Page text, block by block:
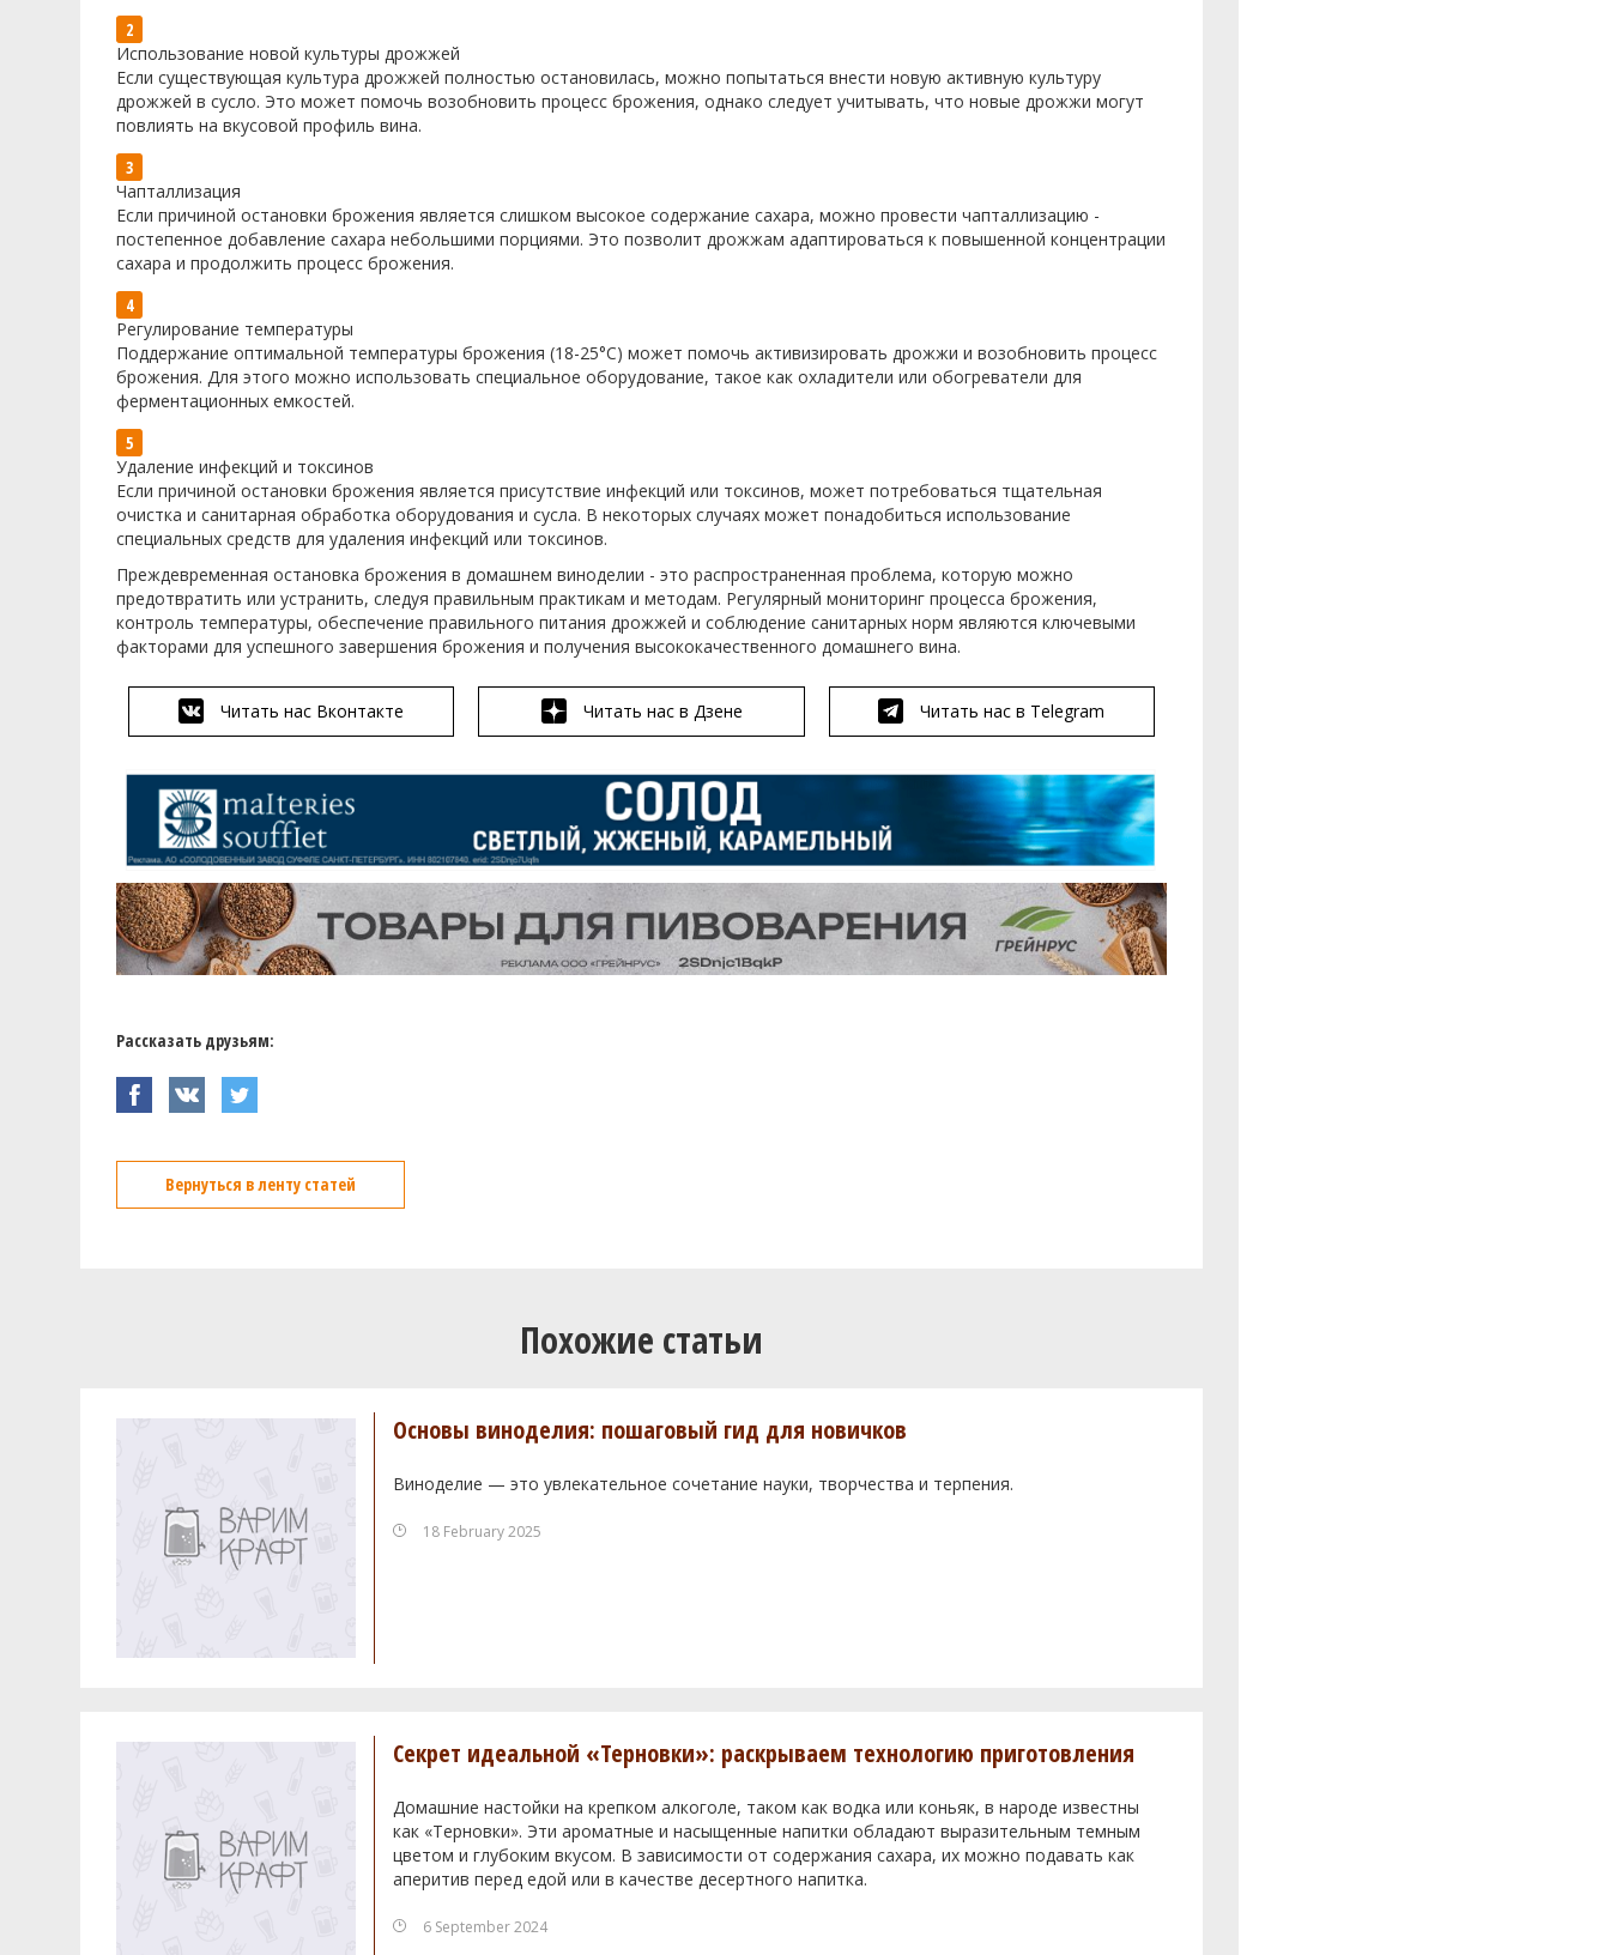
Использование новой культуры дрожжей
Если существующая культура дрожжей полностью остановилась, можно попытаться внести новую активную культуру
дрожжей в сусло. Это может помочь возобновить процесс брожения, однако следует учитывать, что новые дрожжи могут
повлиять на вкусовой профиль вина.
Чапталлизация
Если причиной остановки брожения является слишком высокое содержание сахара, можно провести чапталлизацию -
постепенное добавление сахара небольшими порциями. Это позволит дрожжам адаптироваться к повышенной концентрации
сахара и продолжить процесс брожения.
Регулирование температуры
Поддержание оптимальной температуры брожения (18-25°C) может помочь активизировать дрожжи и возобновить процесс
брожения. Для этого можно использовать специальное оборудование, такое как охладители или обогреватели для
ферментационных емкостей.
Удаление инфекций и токсинов
Если причиной остановки брожения является присутствие инфекций или токсинов, может потребоваться тщательная
очистка и санитарная обработка оборудования и сусла. В некоторых случаях может понадобиться использование
специальных средств для удаления инфекций или токсинов.
Преждевременная остановка брожения в домашнем виноделии - это распространенная проблема, которую можно
предотвратить или устранить, следуя правильным практикам и методам. Регулярный мониторинг процесса брожения,
контроль температуры, обеспечение правильного питания дрожжей и соблюдение санитарных норм являются ключевыми
факторами для успешного завершения брожения и получения высококачественного домашнего вина.
Читать нас Вконтакте Читать нас в Дзене Читать нас в Telegram
Рассказать друзьям:
Вернуться в ленту статей
Похожие статьи
Основы виноделия: пошаговый гид для новичков
Виноделие — это увлекательное сочетание науки, творчества и терпения.
18 February 2025
Секрет идеальной «Терновки»: раскрываем технологию приготовления
Домашние настойки на крепком алкоголе, таком как водка или коньяк, в народе известны
как «Терновки». Эти ароматные и насыщенные напитки обладают выразительным темным
цветом и глубоким вкусом. В зависимости от содержания сахара, их можно подавать как
аперитив перед едой или в качестве десертного напитка.
6 September 2024